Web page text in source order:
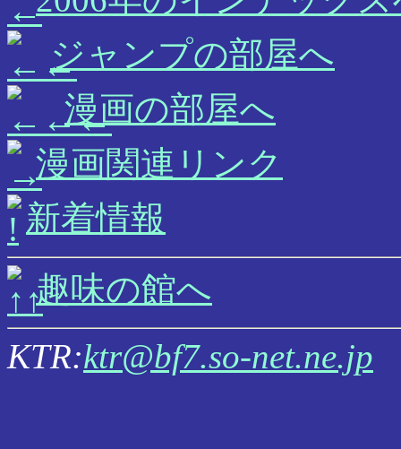
ジャンプの部屋へ
漫画の部屋へ
漫画関連リンク
新着情報
趣味の館へ
KTR:ktr@bf7.so-net.ne.jp